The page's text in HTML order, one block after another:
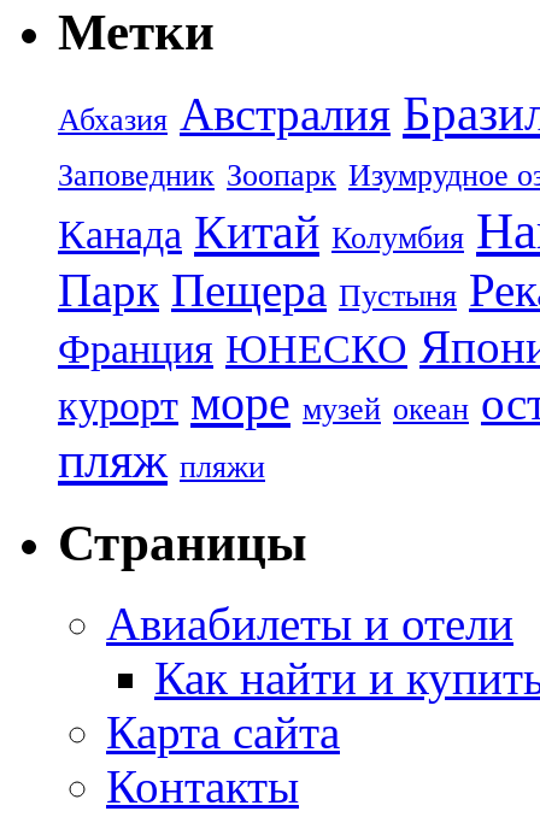
Метки
Абхазия Австралия
Заповедник Зоопарк Изумрудное
Канада Китай Колумбия
Парк Пещера Пустыня
Франция ЮНЕСКО
курорт море музей океан
пляж пляжи
Страницы
Авиабилеты и отели
Как найти и
Карта сайта
Контакты